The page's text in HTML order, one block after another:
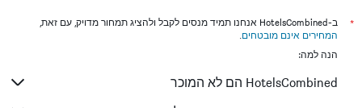
*
ב-HotelsCombined אנחנו תמיד מנסים לקבל ולהציג תמחור מדויק, עם זאת,
המחירים אינם מובטחים.
הנה למה:
HotelsCombined הם לא המוכר